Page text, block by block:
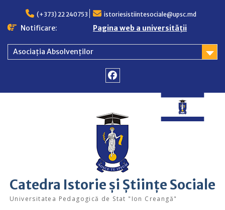
content
(+373) 22 240753 istoriesistiintesociale@upsc.md
Notificare: Pagina web a universității
Asociația Absolvenților
Catedra Istorie și Științe Sociale
Universitatea Pedagogică de Stat "Ion Creangă"